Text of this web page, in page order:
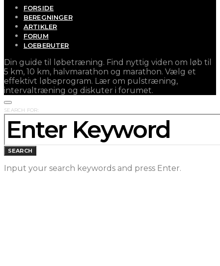
FORSIDE
BEREGNINGER
ARTIKLER
FORUM
LOEBERUTER
Din guide til løbetræning. Find nyttig viden om løb til
5 km, 10 km, halvmarathon og marathon. Vælg et
effektivt løbeprogram. Lær om pulstræning,
intervaltræning og diskuter i forumet.
SEARCH FOR:
SEARCH
Input your search keywords and press Enter.